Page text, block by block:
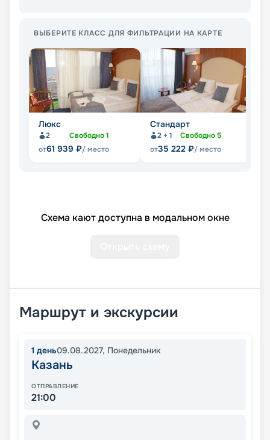
ВЫБЕРИТЕ КЛАСС ДЛЯ ФИЛЬТРАЦИИ НА КАРТЕ
Люкс
2 Свободно1
от61 939 ₽/ место
Стандарт
2 + 1 Свободно5
от35 222 ₽/ место
Схема кают доступна в модальном окне
Маршрут и экскурсии
1 день09.08.2027, Понедельник
Казань
ОТПРАВЛЕНИЕ
21:00